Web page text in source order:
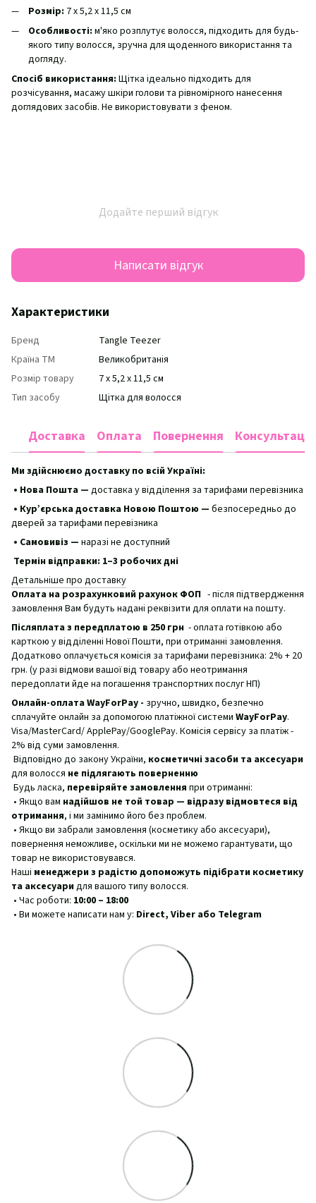
Розмір: 7 x 5,2 x 11,5 см
Особливості: м'яко розплутує волосся, підходить для будь-
якого типу волосся, зручна для щоденного використання та
догляду.
Спосіб використання: Щітка ідеально підходить для
розчісування, масажу шкіри голови та рівномірного нанесення
доглядових засобів. Не використовувати з феном.
Додайте перший відгук
Написати відгук
Характеристики
Бренд
Tangle Teezer
Країна ТМ
Великобританія
Розмір товару
7 x 5,2 x 11,5 см
Тип засобу
Щітка для волосся
Доставка Оплата Повернення Консультація
Ми здійснюємо доставку по всій Україні:
• Нова Пошта — доставка у відділення за тарифами перевізника
• Кур’єрська доставка Новою Поштою — безпосередньо до
дверей за тарифами перевізника
• Самовивіз — наразі не доступний
Термін відправки: 1–3 робочих дні
Детальніше про доставку
Оплата на розрахунковий рахунок ФОП - після підтвердження
замовлення Вам будуть надані реквізити для оплати на пошту.
Післяплата з передплатою в 250 грн - оплата готівкою або
карткою у відділенні Нової Пошти, при отриманні замовлення.
Додатково оплачується комісія за тарифами перевізника: 2% + 20
грн. (у разі відмови вашої від товару або неотримання
передоплати йде на погашення транспортних послуг НП)
Онлайн-оплата WayForPay - зручно, швидко, безпечно
сплачуйте онлайн за допомогою платіжної системи WayForPay.
Visa/MasterCard/ ApplePay/GooglePay. Комісія сервісу за платіж -
2% від суми замовлення.
Відповідно до закону України, косметичні засоби та аксесуари
для волосся не підлягають поверненню
Будь ласка, перевіряйте замовлення при отриманні:
• Якщо вам надійшов не той товар — відразу відмовтеся від
отримання, і ми замінимо його без проблем.
• Якщо ви забрали замовлення (косметику або аксесуари),
повернення неможливе, оскільки ми не можемо гарантувати, що
товар не використовувався.
Наші менеджери з радістю допоможуть підібрати косметику
та аксесуаридля вашого типу волосся.
• Час роботи: 10:00 – 18:00
• Ви можете написати нам у: Direct, Viber або Telegram